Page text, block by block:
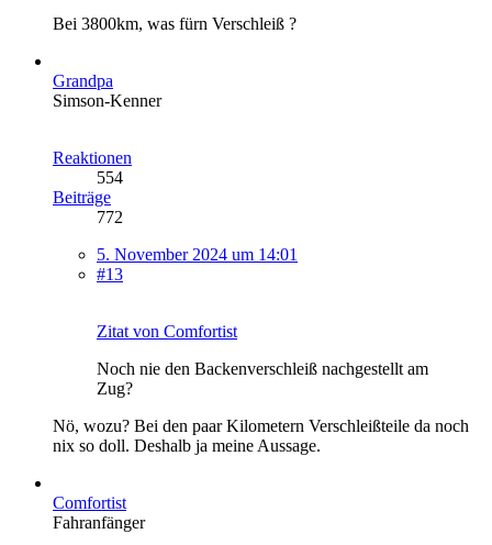
Bei 3800km, was fürn Verschleiß ?
Grandpa
Simson-Kenner
Reaktionen
554
Beiträge
772
5. November 2024 um 14:01
#13
Zitat von Comfortist
Noch nie den Backenverschleiß nachgestellt am
Zug?
Nö, wozu? Bei den paar Kilometern Verschleißteile da noch
nix so doll. Deshalb ja meine Aussage.
Comfortist
Fahranfänger